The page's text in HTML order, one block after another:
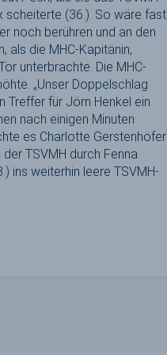
scheiterte (36.). So wäre fast
noch berühren und an den
als die MHC-Kapitänin,
unterbrachte. Die MHC-
„Unser Doppelschlag
Treffer für Jörn Henkel ein
nach einigen Minuten
es Charlotte Gerstenhöfer
TSVMH durch Fenna
ins weiterhin leere TSVMH-